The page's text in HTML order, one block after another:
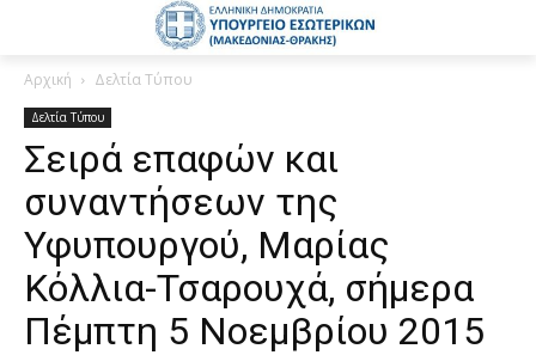
Αρχική Δελτία Τύπου
Δελτία Τύπου
Σειρά επαφών και
συναντήσεων της
Υφυπουργού, Μαρίας
Κόλλια-Τσαρουχά, σήμερα
Πέμπτη 5 Νοεμβρίου 2015